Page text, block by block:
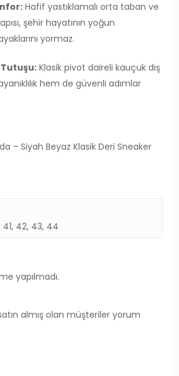
Hafif yastıklamalı orta taban ve
şehir hayatının yoğun
yormaz.
Klasik pivot daireli kauçuk dış
hem de güvenli adımlar
– Siyah Beyaz Klasik Deri Sneaker
42, 43, 44
yapılmadı.
almış olan müşteriler yorum